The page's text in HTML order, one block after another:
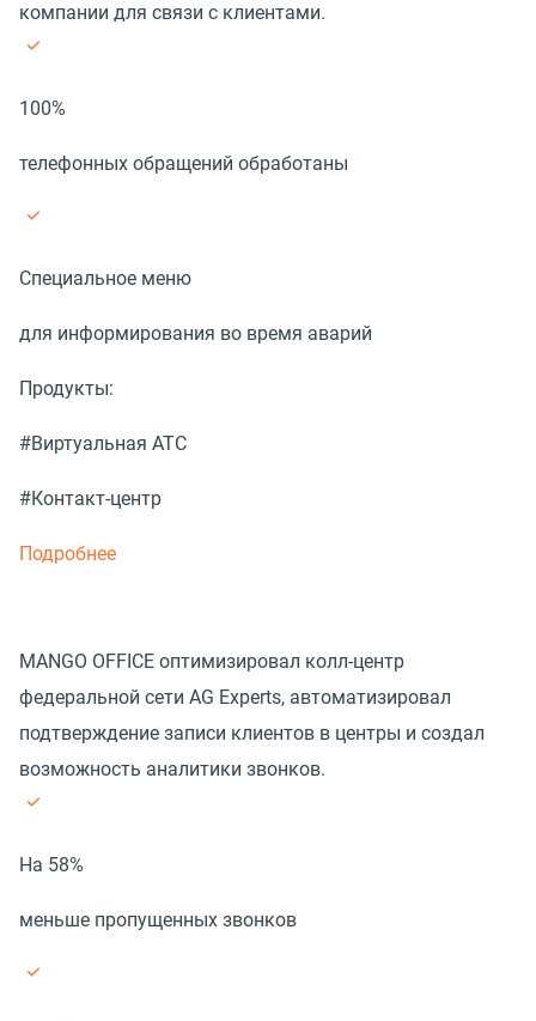
компании для связи с клиентами.
100%
телефонных обращений обработаны
Специальное меню
для информирования во время аварий
Продукты:
#Виртуальная АТС
#Контакт-центр
Подробнее
MANGO OFFICE оптимизировал колл-центр
федеральной сети AG Experts, автоматизировал
подтверждение записи клиентов в центры и создал
возможность аналитики звонков.
На 58%
меньше пропущенных звонков